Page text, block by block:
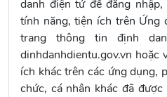
danh điện tử để đăng
tính năng, tiện ích trên Ứng
trang thông tin định
dinhdanhdientu.gov.vn hoặc
ích khác trên các ứng dụng,
chức, cá nhân khác đã